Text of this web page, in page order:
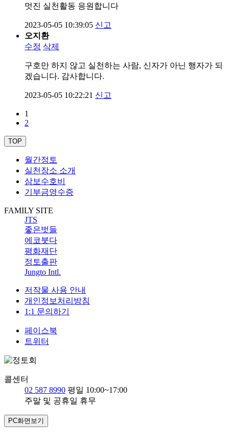
멋진 실천활동 응원합니다
2023-05-05 10:39:05 신고
오지환
수정 삭제
구호만 하지 않고 실천하는 사람, 신자가 아닌 행자가 되
겠습니다. 감사합니다.
2023-05-05 10:22:21 신고
1
2
TOP
월간정토
실천장소 소개
삼보수호비
기부금영수증
FAMILY SITE
JTS
좋은벗들
에코붓다
평화재단
정토출판
Jungto Intl.
저작물 사용 안내
개인정보처리방침
1:1 문의하기
페이스북
트위터
콜센터
02 587 8990 평일 10:00~17:00
주말 및 공휴일 휴무
PC화면보기